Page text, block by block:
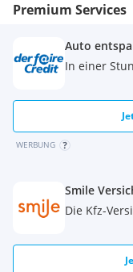
Sportliche Pedale
Unsteady Driving
Fahrt (UDW)
Alcantara + PU Sitze
BOSE-
Extras:
MWST Ausweisbar
Allradsystem
KEYLESS-GO
Rückfahrkamera
Elektrische
Premium Services
Auto
In einer
WERBUNG
Smile
Die Kfz-